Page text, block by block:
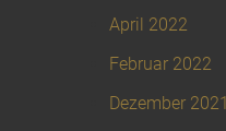
April 2022
Februar 2022
Dezember 2021